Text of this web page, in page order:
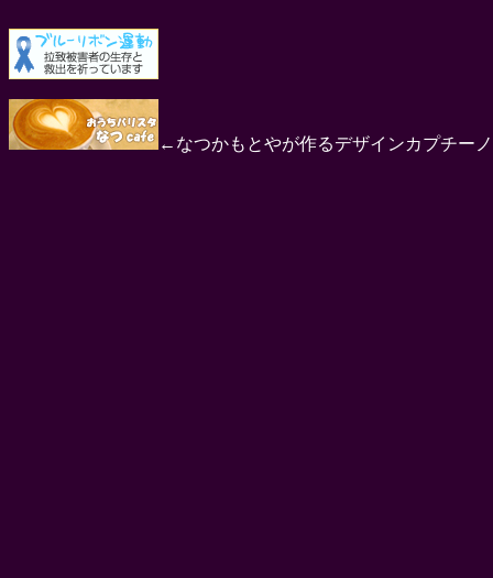
←なつかもとやが作るデザインカプチー